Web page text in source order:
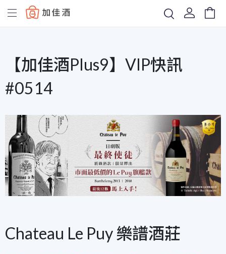
Baccus
【加佳酒Plus9】VIP快訊
#0514
Chateau Le Puy 樂譜酒莊